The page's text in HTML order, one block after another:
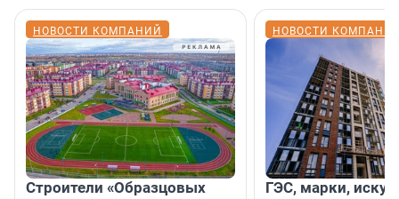
НОВОСТИ КОМПАНИЙ
Строители «Образцовых
НОВОСТИ
ГЭС, марки,